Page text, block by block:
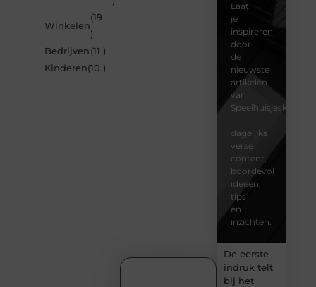
Winkelen
(19
)
Bedrijven (11 )
Kinderen(10 )
Laat
je
inspireren
door
de
nieuwste
artikelen
van
Speelhuisjeskeuze.nl
–
dagelijks
verse
content,
boordevol
ideeën,
tips
en
inzichten.
De eerste
indruk telt
bij het